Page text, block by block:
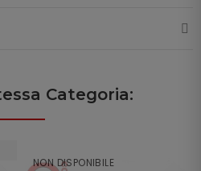
Categoria:
NON DISPONIBILE